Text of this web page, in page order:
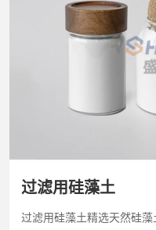
≥99%），降低生产成本，
规生产与品质升级。
过滤用硅藻土
过滤用硅藻土精选天然硅藻